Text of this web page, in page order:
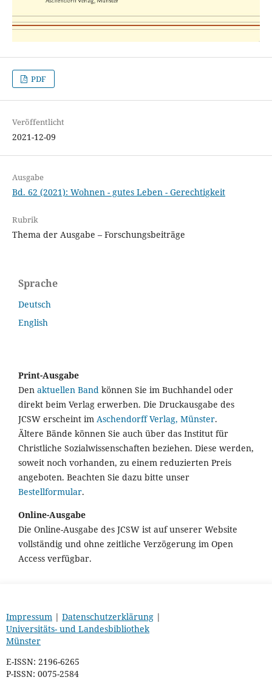
PDF
Veröffentlicht
2021-12-09
Ausgabe
Bd. 62 (2021): Wohnen - gutes Leben - Gerechtigkeit
Rubrik
Thema der Ausgabe – Forschungsbeiträge
Sprache
Deutsch
English
Print-Ausgabe
Den aktuellen Band können Sie im Buchhandel oder
direkt beim Verlag erwerben. Die Druckausgabe des
JCSW erscheint im Aschendorff Verlag, Münster.
Ältere Bände können Sie auch über das Institut für
Christliche Sozialwissenschaften beziehen. Diese werden,
soweit noch vorhanden, zu einem reduzierten Preis
angeboten. Beachten Sie dazu bitte unser
Bestellformular.
Online-Ausgabe
Die Online-Ausgabe des JCSW ist auf unserer Website
vollständig und ohne zeitliche Verzögerung im Open
Access verfügbar.
Impressum| Datenschutzerklärung|
Universitäts- und Landesbibliothek
Münster
E-ISSN: 2196-6265
P-ISSN: 0075-2584